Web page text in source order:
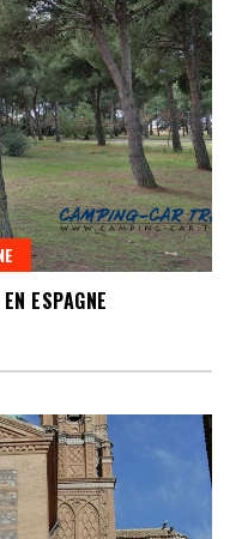
ESPAGNE